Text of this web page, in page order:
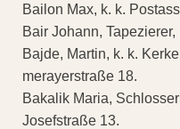
Bailon Max, k. k.
Bair Johann,
Bajde, Martin, k. k.
merayerstraße 18.
Bakalik Maria,
Josefstraße 13.